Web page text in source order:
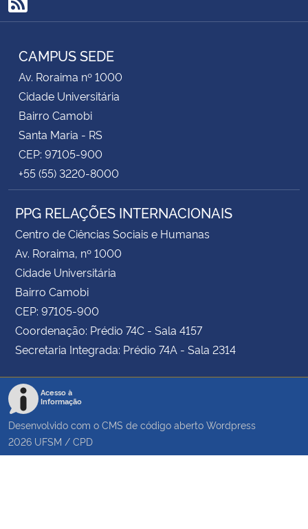
RSS
CAMPUS SEDE
Av. Roraima nº 1000
Cidade Universitária
Bairro Camobi
Santa Maria - RS
CEP: 97105-900
+55 (55) 3220-8000
PPG RELAÇÕES INTERNACIONAIS
Centro de Ciências Sociais e Humanas
Av. Roraima, nº 1000
Cidade Universitária
Bairro Camobi
CEP: 97105-900
Coordenação: Prédio 74C - Sala 4157
Secretaria Integrada: Prédio 74A - Sala 2314
Acesso à
Informação
Desenvolvido com o CMS de código aberto Wordpress
2026 UFSM / CPD